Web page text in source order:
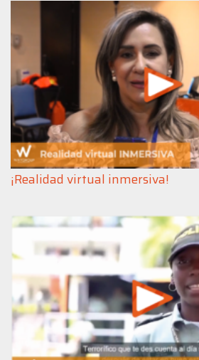
¡Realidad virtual inmersiva!